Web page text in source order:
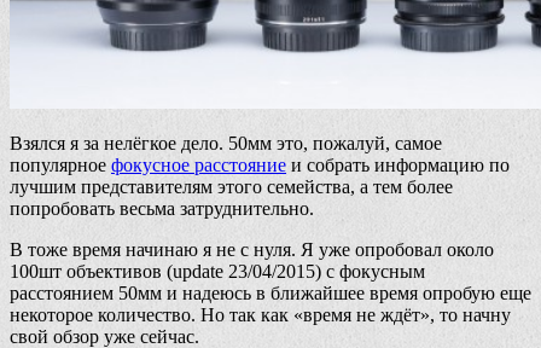
Взялся я за нелёгкое дело. 50мм это, пожалуй, самое
популярное фокусное расстояние и собрать информацию по
лучшим представителям этого семейства, а тем более
попробовать весьма затруднительно.
В тоже время начинаю я не с нуля. Я уже опробовал около
100шт объективов (update 23/04/2015) с фокусным
расстоянием 50мм и надеюсь в ближайшее время опробую еще
некоторое количество. Но так как «время не ждёт», то начну
свой обзор уже сейчас.